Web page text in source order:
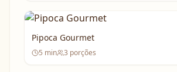
Pipoca Gourmet
5 min 3 porções